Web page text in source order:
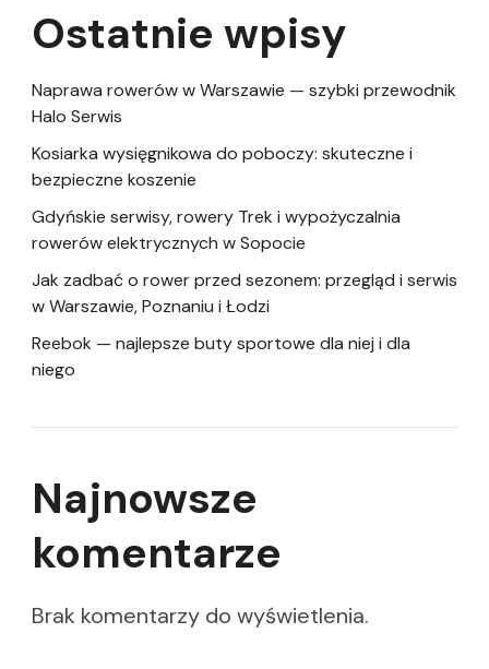
Ostatnie wpisy
Naprawa rowerów w Warszawie — szybki przewodnik
Halo Serwis
Kosiarka wysięgnikowa do poboczy: skuteczne i
bezpieczne koszenie
Gdyńskie serwisy, rowery Trek i wypożyczalnia
rowerów elektrycznych w Sopocie
Jak zadbać o rower przed sezonem: przegląd i serwis
w Warszawie, Poznaniu i Łodzi
Reebok — najlepsze buty sportowe dla niej i dla
niego
Najnowsze
komentarze
Brak komentarzy do wyświetlenia.